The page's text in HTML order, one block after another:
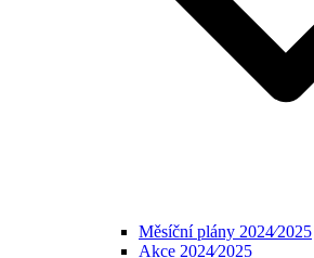
Měsíční plány 2024⁄2025
Akce 2024⁄2025